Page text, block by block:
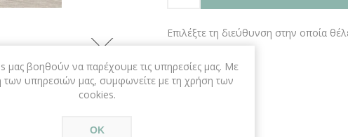
Επιλέξτε τη διεύθυνση στην οποία
μας βοηθούν να παρέχουμε τις υπηρεσίες μας. Με
των υπηρεσιών μας, συμφωνείτε με τη χρήση των
cookies.
ΟΚ